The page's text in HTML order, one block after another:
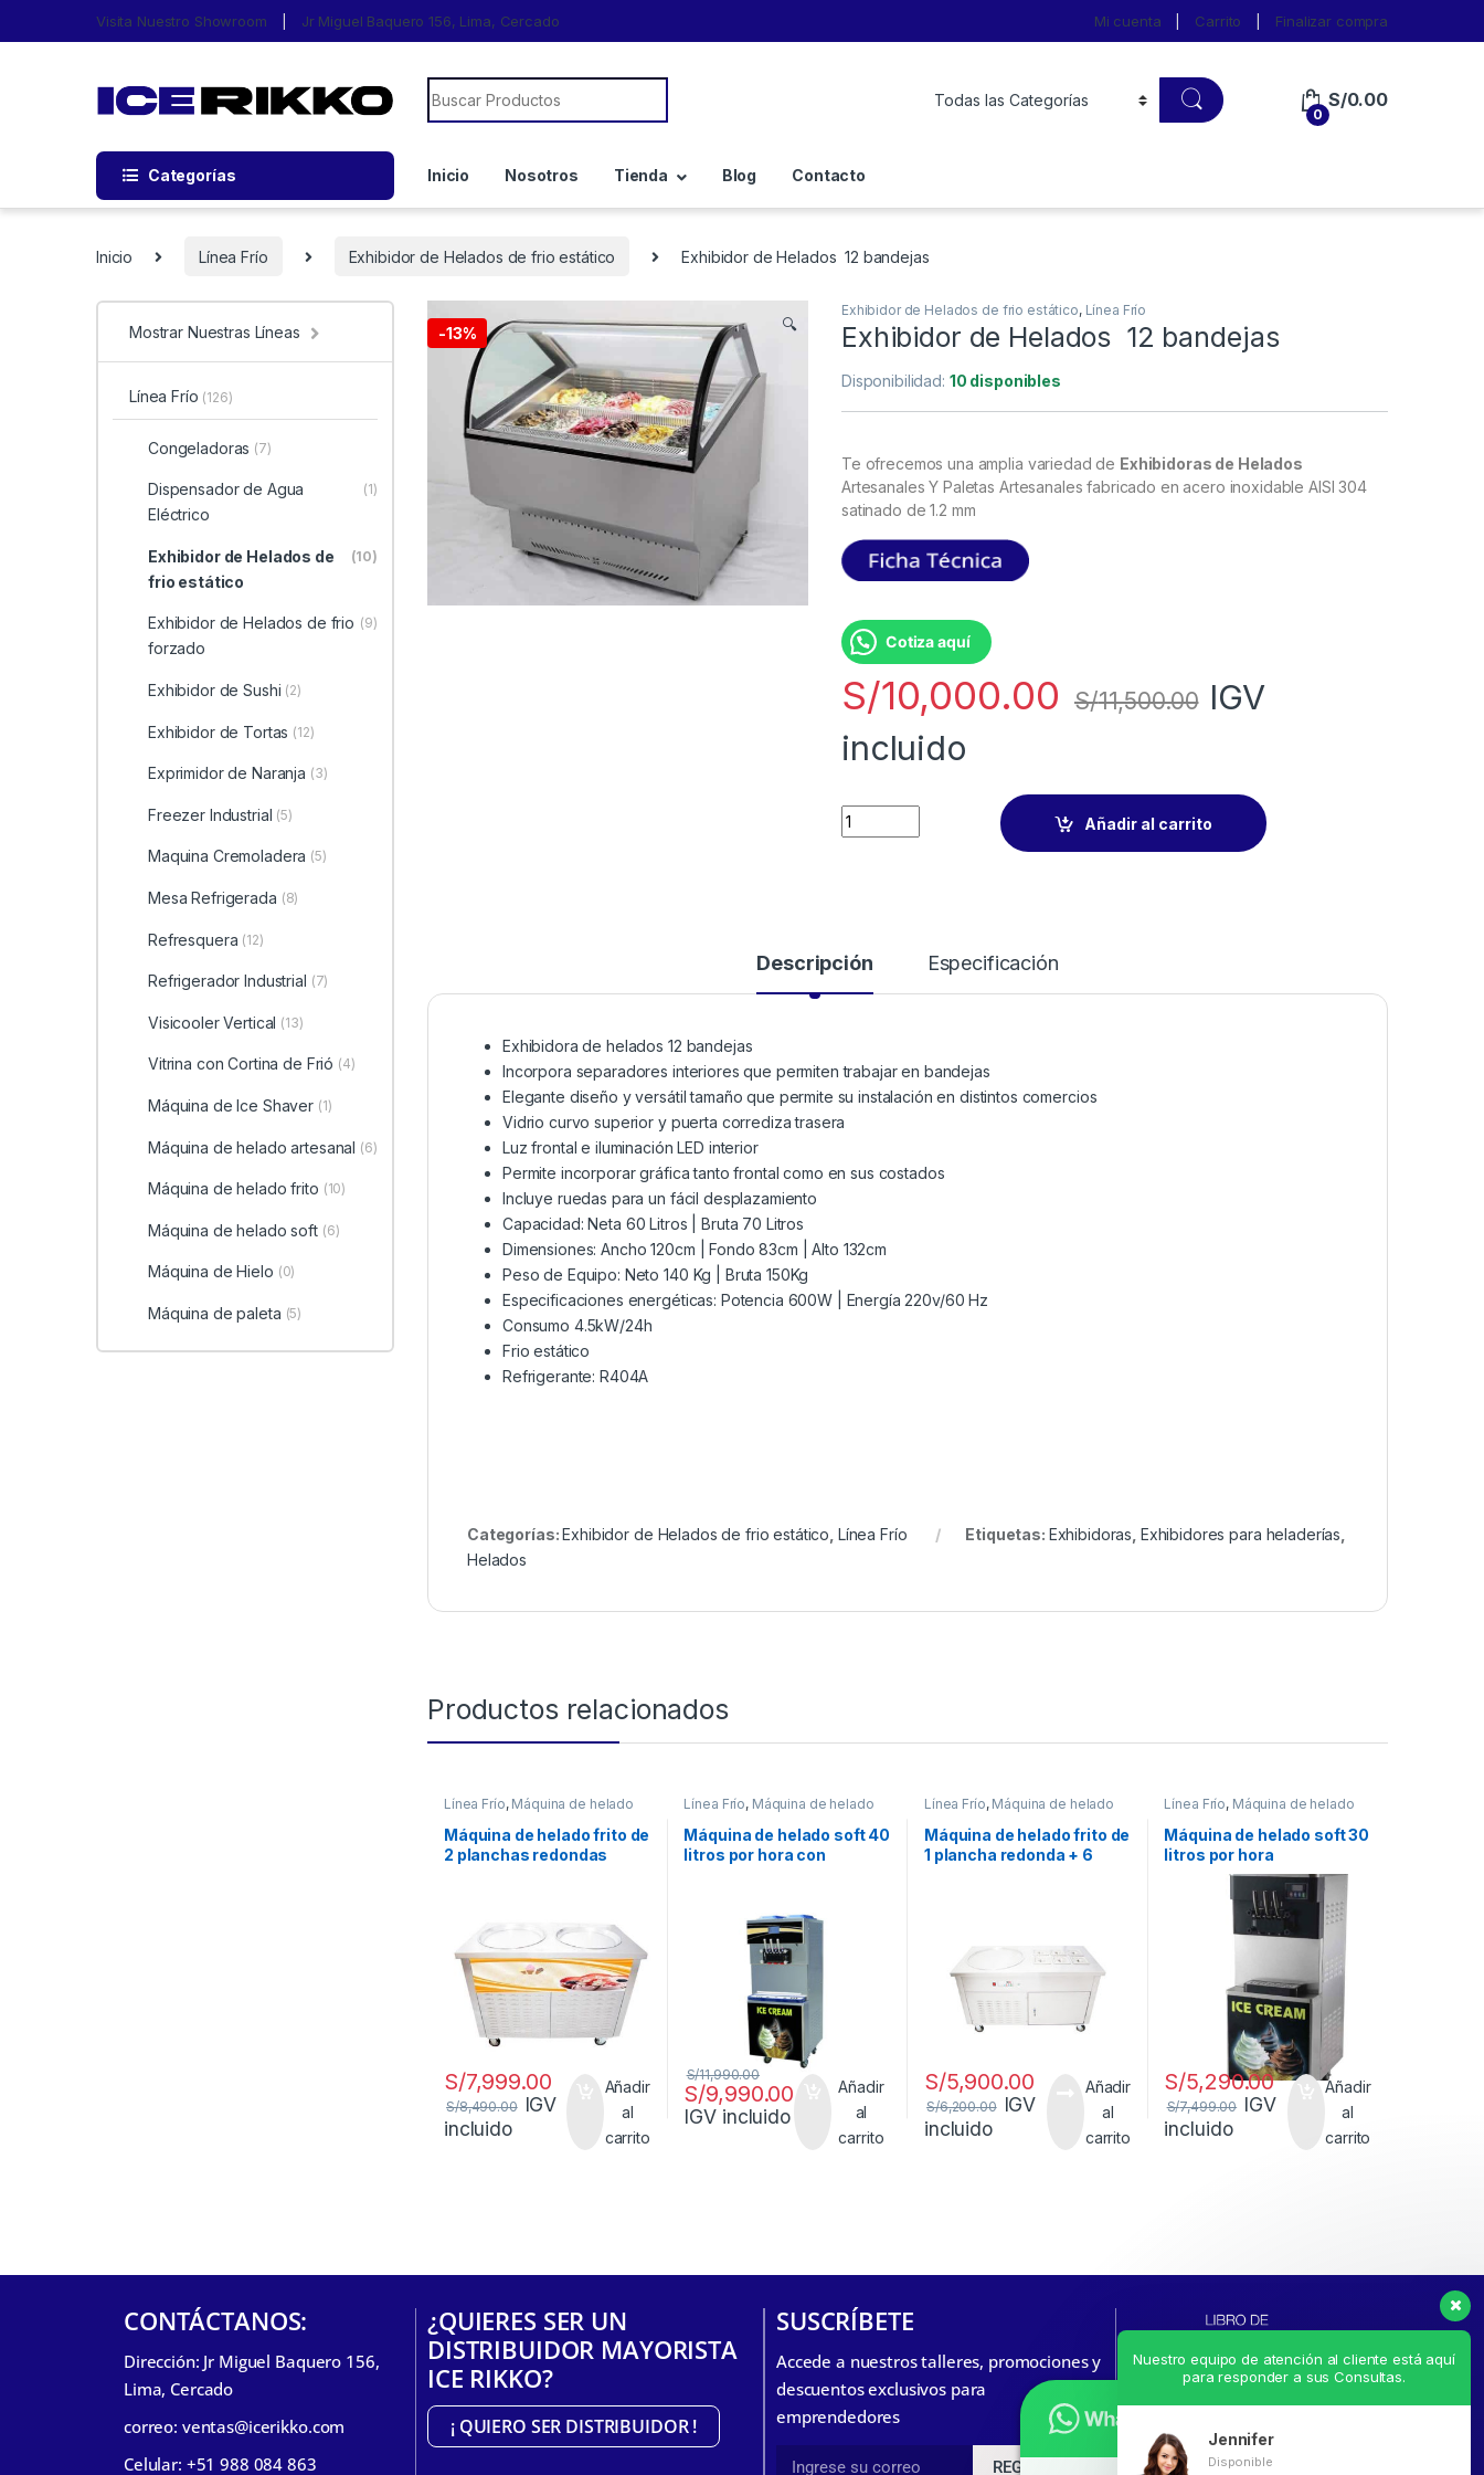
Visita Nuestro Showroom Jr Miguel Baquero 156, Lima, Cercado Mi cuenta Carrito Finalizar compra
0
S/0.00
Categorías Inicio Nosotros Tienda Blog Contacto
Inicio Línea Frío Exhibidor de Helados de frio estático Exhibidor de Helados 12 bandejas
-13% 🔍
Exhibidor de Helados de frio estático, Línea Frío
Exhibidor de Helados 12 bandejas
Disponibilidad: 10 disponibles
Te ofrecemos una amplia variedad de Exhibidoras de Helados
Artesanales Y Paletas Artesanales fabricado en acero inoxidable AISI 304
satinado de 1.2 mm
Cotiza aquí
S/10,000.00 S/11,500.00 IGV
incluido
Añadir al carrito
Descripción Especificación
Exhibidora de helados 12 bandejas
Incorpora separadores interiores que permiten trabajar en bandejas
Elegante diseño y versátil tamaño que permite su instalación en distintos comercios
Vidrio curvo superior y puerta corrediza trasera
Luz frontal e iluminación LED interior
Permite incorporar gráfica tanto frontal como en sus costados
Incluye ruedas para un fácil desplazamiento
Capacidad: Neta 60 Litros | Bruta 70 Litros
Dimensiones: Ancho 120cm | Fondo 83cm | Alto 132cm
Peso de Equipo: Neto 140 Kg | Bruta 150Kg
Especificaciones energéticas: Potencia 600W | Energía 220v/60 Hz
Consumo 4.5kW/24h
Frio estático
Refrigerante: R404A
Categorías:Exhibidor de Helados de frio estático, Línea Frío Etiquetas: Exhibidoras, Exhibidores para heladerías,
Helados
Productos relacionados
Línea Frío, Máquina de helado
Máquina de helado frito de
2 planchas redondas
S/7,999.00
S/8,490.00 IGV
incluido
Añadir
al
carrito
Línea Frío, Máquina de helado
Máquina de helado soft 40
litros por hora con
S/9,990.00
S/11,990.00
IGV incluido
Añadir
al
carrito
Línea Frío, Máquina de helado
Máquina de helado frito de
1 plancha redonda + 6
S/5,900.00
S/6,200.00 IGV
incluido
Añadir
al
carrito
Línea Frío, Máquina de helado
Máquina de helado soft 30
litros por hora
S/5,290.00
S/7,499.00 IGV
incluido
Añadir
al
carrito
Mostrar Nuestras Líneas
Línea Frío (126)
Congeladoras (7)
Dispensador de Agua
Eléctrico
(1)
Exhibidor de Helados de
frio estático
(10)
Exhibidor de Helados de frio
forzado
(9)
Exhibidor de Sushi (2)
Exhibidor de Tortas (12)
Exprimidor de Naranja (3)
Freezer Industrial (5)
Maquina Cremoladera (5)
Mesa Refrigerada (8)
Refresquera (12)
Refrigerador Industrial (7)
Visicooler Vertical (13)
Vitrina con Cortina de Frió (4)
Máquina de Ice Shaver (1)
Máquina de helado artesanal (6)
Máquina de helado frito (10)
Máquina de helado soft (6)
Máquina de Hielo (0)
Máquina de paleta (5)
CONTÁCTANOS:
Dirección: Jr Miguel Baquero 156,
Lima, Cercado
correo: ventas@icerikko.com
Celular: +51 988 084 863
¿QUIERES SER UN
DISTRIBUIDOR MAYORISTA
ICE RIKKO?
¡ QUIERO SER DISTRIBUIDOR !
SUSCRÍBETE
Accede a nuestros talleres, promociones y
descuentos exclusivos para
emprendedores
REGÍSTRATE
Nuestro equipo de atención al cliente está aquí
para responder a sus Consultas.
Jennifer
Disponible